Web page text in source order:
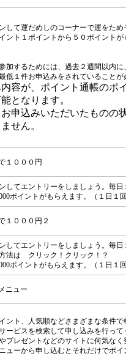
して運だめしのコーナーで運をため
ント１ポイントから５０ポイント が
加するためには、過去２週間以内
低１件お申込みをされていることが
容が、ポイント通帳のポ
となります。
申込みいただいたものの
せん。
１０００円
してエントリーをしましょう。毎日
ポイントがもらえます。（１日１回
１０００円２
してエントリーをしましょう。毎日
法は クリック！クリック！？
ポイントがもらえます。（１日１回
ニュー
ント、人気順などさまざまな条件で
ービスを検索して申し込みを行って
プレゼントなどのサイトに何気なく
ューから申し込むとそれだけでポイ